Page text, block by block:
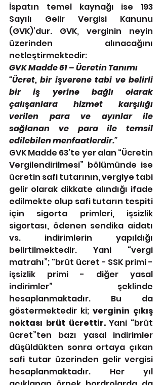
İspatın temel kaynağı ise 193
Sayılı Gelir Vergisi Kanunu
(GVK)’dur. GVK, verginin neyin
üzerinden alınacağını
netleştirmektedir:
GVK Madde 61 – Ücretin Tanımı
“Ücret, bir işverene tabi ve belirli
bir iş yerine bağlı olarak
çalışanlara hizmet karşılığı
verilen para ve ayınlar ile
sağlanan ve para ile temsil
edilebilen menfaatlerdir.”
GVK Madde 63’te yer alan “Ücretin
Vergilendirilmesi” bölümünde ise
ücretin safi tutarının, vergiye tabi
gelir olarak dikkate alındığı ifade
edilmekte olup safi tutarın tespiti
için sigorta primleri, işsizlik
sigortası, ödenen sendika aidatı
vs. indirimlerin yapıldığı
belirtilmektedir. Yani “vergi
matrahı”; "brüt ücret - SSK primi -
işsizlik primi - diğer yasal
indirimler” şeklinde
hesaplanmaktadır. Bu da
göstermektedir ki; verginin çıkış
noktası brüt ücrettir. Yani “brüt
ücret”ten bazı yasal indirimler
düşüldükten sonra ortaya çıkan
safi tutar üzerinden gelir vergisi
hesaplanmaktadır. Her yıl